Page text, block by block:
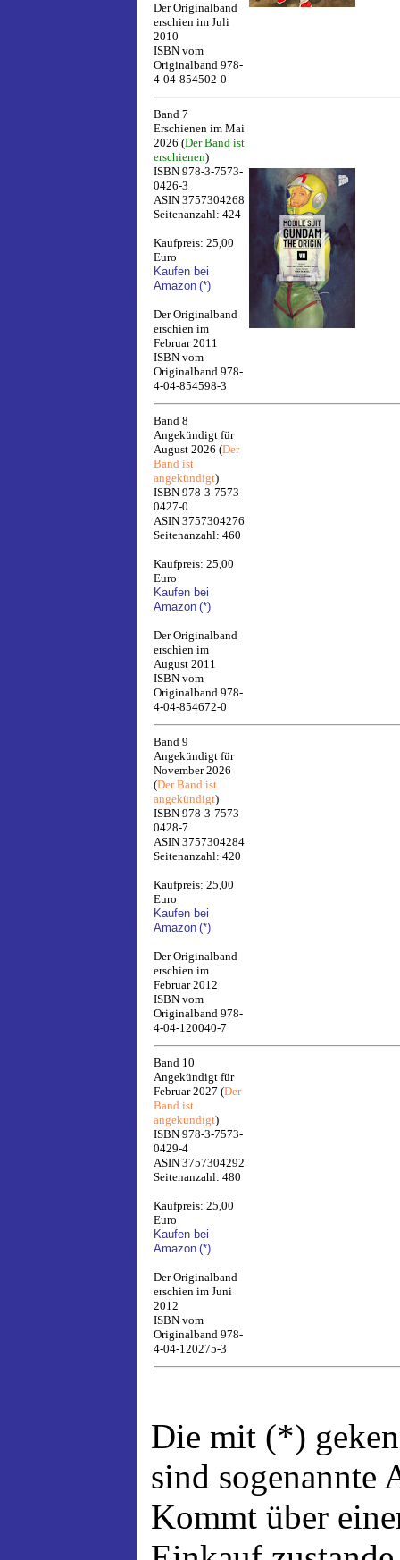
Der Originalband
erschien im Juli
2010
ISBN vom
Originalband 978-
4-04-854502-0
Band 7
Erschienen im Mai
2026 (Der Band ist
erschienen)
ISBN 978-3-7573-
0426-3
ASIN 3757304268
Seitenanzahl: 424
Kaufpreis: 25,00
Euro
Kaufen bei
Amazon (*)
Der Originalband
erschien im
Februar 2011
ISBN vom
Originalband 978-
4-04-854598-3
Band 8
Angekündigt für
August 2026 (Der
Band ist
angekündigt)
ISBN 978-3-7573-
0427-0
ASIN 3757304276
Seitenanzahl: 460
Kaufpreis: 25,00
Euro
Kaufen bei
Amazon (*)
Der Originalband
erschien im
August 2011
ISBN vom
Originalband 978-
4-04-854672-0
Band 9
Angekündigt für
November 2026
(Der Band ist
angekündigt)
ISBN 978-3-7573-
0428-7
ASIN 3757304284
Seitenanzahl: 420
Kaufpreis: 25,00
Euro
Kaufen bei
Amazon (*)
Der Originalband
erschien im
Februar 2012
ISBN vom
Originalband 978-
4-04-120040-7
Band 10
Angekündigt für
Februar 2027 (Der
Band ist
angekündigt)
ISBN 978-3-7573-
0429-4
ASIN 3757304292
Seitenanzahl: 480
Kaufpreis: 25,00
Euro
Kaufen bei
Amazon (*)
Der Originalband
erschien im Juni
2012
ISBN vom
Originalband 978-
4-04-120275-3
Die mit (*)
sind
Kommt über